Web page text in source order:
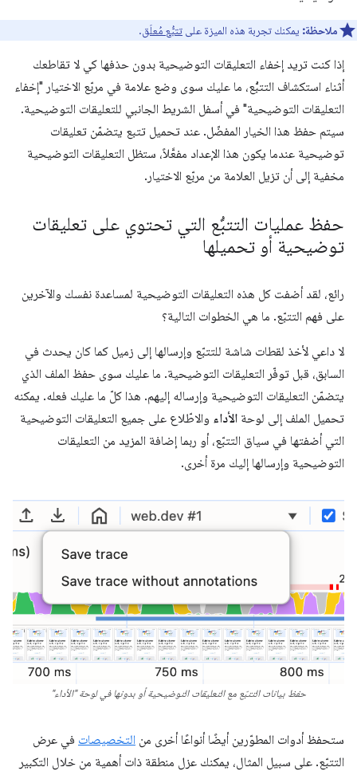
ملاحظة: يمكنك تجربة هذه الميزة على تتبُّع مُعلَق.
إذا كنت تريد إخفاء التعليقات التوضيحية بدون حذفها كي لا تقاطعك
أثناء استكشاف التتبُّع، ما عليك سوى وضع علامة في مربّع الاختيار "إخفاء
التعليقات التوضيحية" في أسفل الشريط الجانبي للتعليقات التوضيحية.
سيتم حفظ هذا الخيار المفضّل. عند تحميل تتبع يتضمّن تعليقات
توضيحية عندما يكون هذا الإعداد مفعَّلاً، ستظل التعليقات التوضيحية
مخفية إلى أن تزيل العلامة من مربّع الاختيار.
حفظ عمليات التتبُّع التي تحتوي على تعليقات
توضيحية أو تحميلها
رائع، لقد أضفت كل هذه التعليقات التوضيحية لمساعدة نفسك والآخرين
على فهم التتبّع. ما هي الخطوات التالية؟
لا داعي لأخذ لقطات شاشة للتتبّع وإرسالها إلى زميل كما كان يحدث في
السابق، قبل توفّر التعليقات التوضيحية. ما عليك سوى حفظ الملف الذي
يتضمّن التعليقات التوضيحية وإرساله إليهم. هذا كلّ ما عليك فعله. يمكنه
تحميل الملف إلى لوحة الأداء والاطّلاع على جميع التعليقات التوضيحية
التي أضفتها في سياق التتبّع، أو ربما إضافة المزيد من التعليقات
التوضيحية وإرسالها إليك مرة أخرى.
حفظ بيانات التتبّع مع التعليقات التوضيحية أو بدونها في لوحة "الأداء"
ستحفظ أدوات المطوّرين أيضًا أنواعًا أخرى من التخصيصات في عرض
التتبّع. على سبيل المثال، يمكنك عزل منطقة ذات أهمية من خلال التكبير